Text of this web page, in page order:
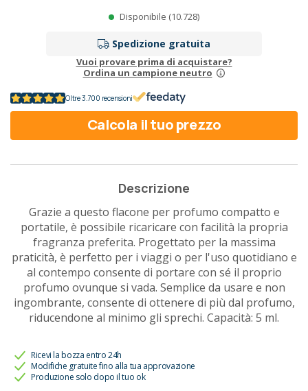
Disponibile (10.728)
Spedizione gratuita
Vuoi provare prima di acquistare?
Ordina un campione neutro
Oltre 3.700 recensioni
Calcola il tuo prezzo
Descrizione
Grazie a questo flacone per profumo compatto e
portatile, è possibile ricaricare con facilità la propria
fragranza preferita. Progettato per la massima
praticità, è perfetto per i viaggi o per l'uso quotidiano e
al contempo consente di portare con sé il proprio
profumo ovunque si vada. Semplice da usare e non
ingombrante, consente di ottenere di più dal profumo,
riducendone al minimo gli sprechi. Capacità: 5 ml.
Ricevi la bozza entro 24h
Modifiche gratuite fino alla tua approvazione
Produzione solo dopo il tuo ok